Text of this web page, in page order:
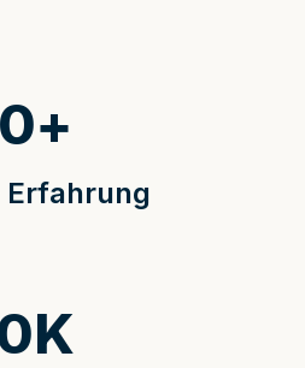
Erfahrung
0+
K